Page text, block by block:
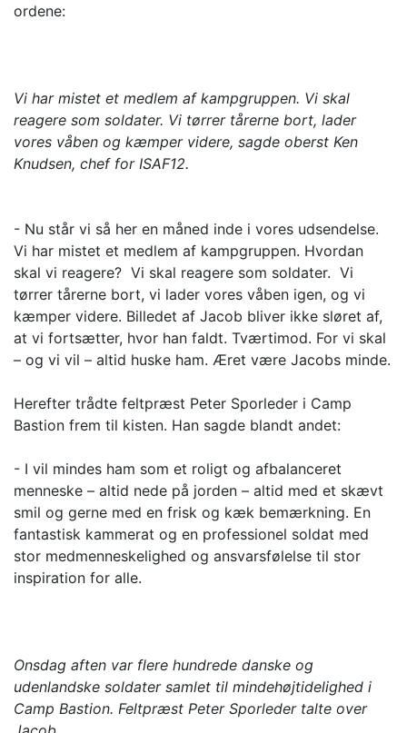
ordene:
Vi har mistet et medlem af kampgruppen. Vi skal
reagere som soldater. Vi tørrer tårerne bort, lader
vores våben og kæmper videre, sagde oberst Ken
Knudsen, chef for ISAF12.
- Nu står vi så her en måned inde i vores udsendelse.
Vi har mistet et medlem af kampgruppen. Hvordan
skal vi reagere? Vi skal reagere som soldater. Vi
tørrer tårerne bort, vi lader vores våben igen, og vi
kæmper videre. Billedet af Jacob bliver ikke sløret af,
at vi fortsætter, hvor han faldt. Tværtimod. For vi skal
– og vi vil – altid huske ham. Æret være Jacobs minde.
Herefter trådte feltpræst Peter Sporleder i Camp
Bastion frem til kisten. Han sagde blandt andet:
- I vil mindes ham som et roligt og afbalanceret
menneske – altid nede på jorden – altid med et skævt
smil og gerne med en frisk og kæk bemærkning. En
fantastisk kammerat og en professionel soldat med
stor medmenneskelighed og ansvarsfølelse til stor
inspiration for alle.
Onsdag aften var flere hundrede danske og
udenlandske soldater samlet til mindehøjtidelighed i
Camp Bastion. Feltpræst Peter Sporleder talte over